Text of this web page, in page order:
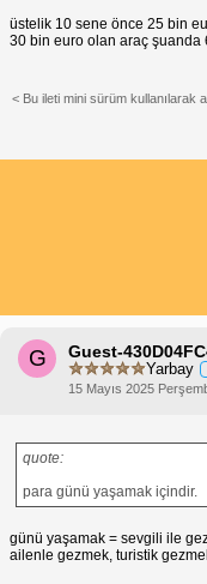
üstelik 10 sene önce 25 bin
30 bin euro olan araç şuanda
< Bu ileti mini sürüm kullanılarak
G Guest-
Yarbay
15 Mayıs 2025
quote:
para günü yaşamak içindir.
günü yaşamak = sevgili ile
ailenle gezmek, turistik